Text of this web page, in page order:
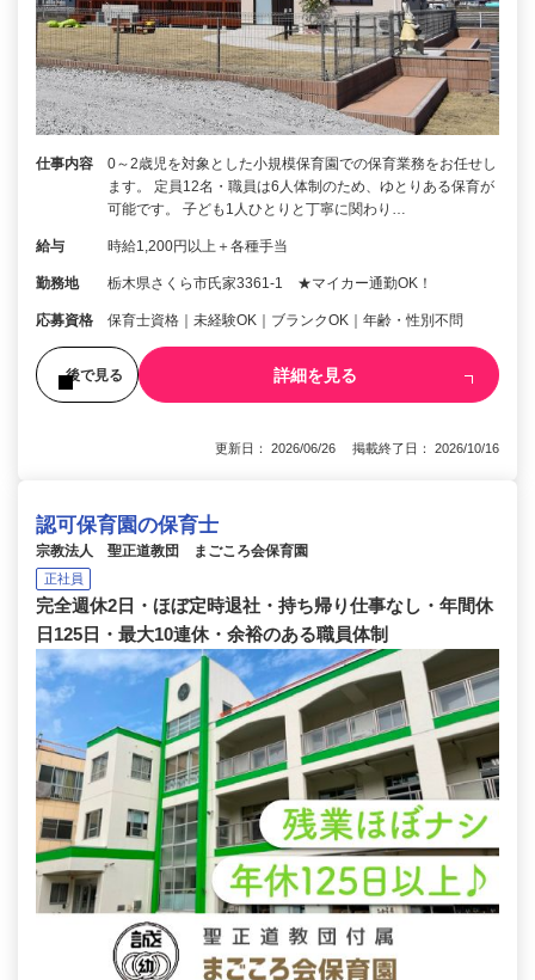
仕事内容
0～2歳児を対象とした小規模保育園での保育業務をお任せし
ます。 定員12名・職員は6人体制のため、ゆとりある保育が
可能です。 子ども1人ひとりと丁寧に関わり…
給与 時給1,200円以上＋各種手当
勤務地 栃木県さくら市氏家3361‐1 ★マイカー通勤OK！
応募資格 保育士資格｜未経験OK｜ブランクOK｜年齢・性別不問
後で見る 詳細を見る
更新日： 2026/06/26 掲載終了日： 2026/10/16
認可保育園の保育士
宗教法人 聖正道教団 まごころ会保育園
正社員
完全週休2日・ほぼ定時退社・持ち帰り仕事なし・年間休
日125日・最大10連休・余裕のある職員体制